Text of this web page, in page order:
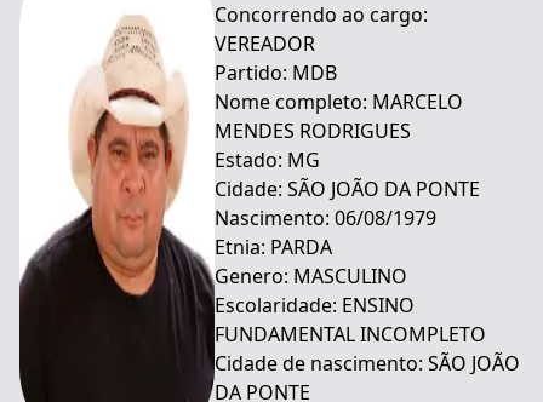
Concorrendo ao cargo:
VEREADOR
Partido: MDB
Nome completo: MARCELO
MENDES RODRIGUES
Estado: MG
Cidade: SÃO JOÃO DA PONTE
Nascimento: 06/08/1979
Etnia: PARDA
Genero: MASCULINO
Escolaridade: ENSINO
FUNDAMENTAL INCOMPLETO
Cidade de nascimento: SÃO JOÃO
DA PONTE